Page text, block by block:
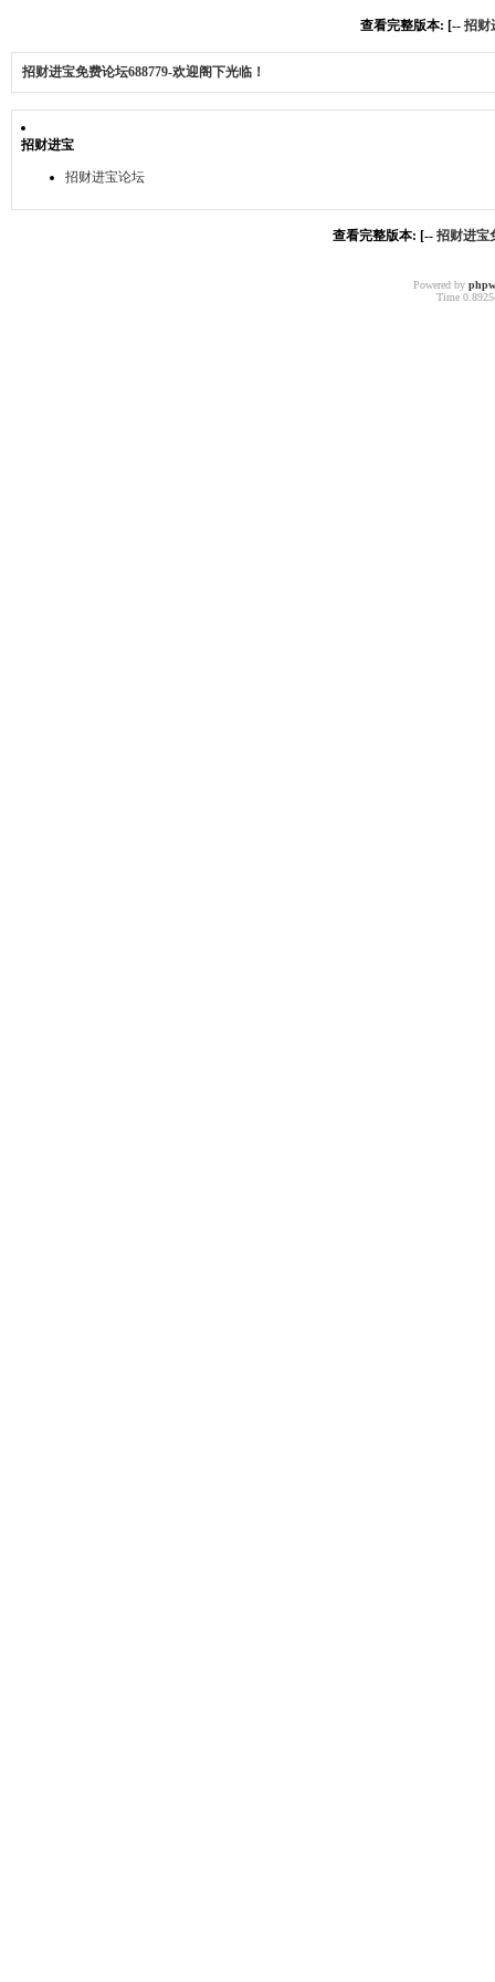
查看完整版本: [-- 招财
招财进宝免费论坛688779-欢迎阁下光临！
招财进宝
招财进宝论坛
查看完整版本: [-- 招财进宝
Powered by
Time